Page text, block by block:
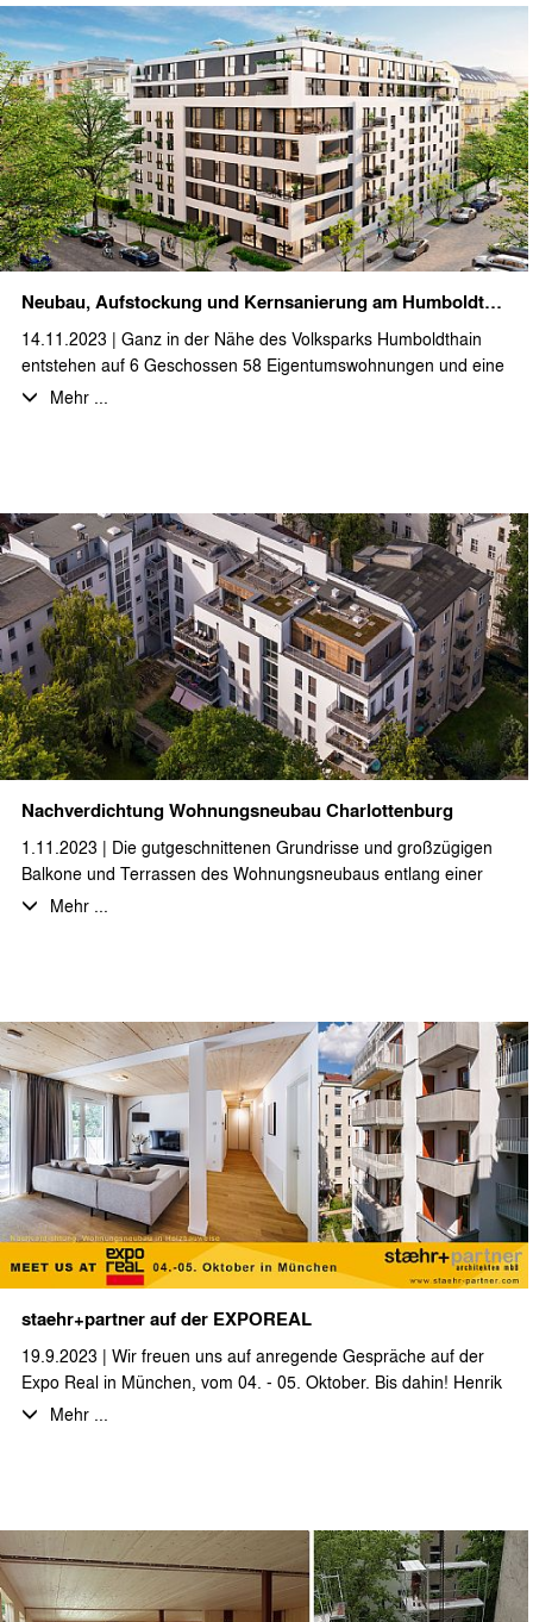
ausgeführt.
Neubau, Aufstockung und Kernsanierung am Humboldthain
14.11.2023 | Ganz in der Nähe des Volksparks Humboldthain
entstehen auf 6 Geschossen 58 Eigentumswohnungen und eine
Gewerbeeinheit. Dabei wird ein Bestandsgebäude kernsaniert
werden die Leistungsphasen 3-5 erbracht.
Mehr ...
Nachverdichtung Wohnungsneubau Charlottenburg
1.11.2023 | Die gutgeschnittenen Grundrisse und großzügigen
Balkone und Terrassen des Wohnungsneubaus entlang einer
Brandwand, sowie der Aufstockung des Vorderhauses werden
belegen.
Mehr ...
staehr+partner auf der EXPOREAL
19.9.2023 | Wir freuen uns auf anregende Gespräche auf der
Expo Real in München, vom 04. - 05. Oktober. Bis dahin! Henrik
Staehr, Katja Steiger, Ingmar Horst
Mehr ...